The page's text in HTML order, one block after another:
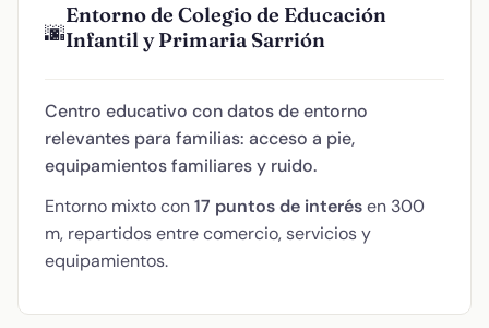
🌆
Entorno de Colegio de Educación
Infantil y Primaria Sarrión
Centro educativo con datos de entorno
relevantes para familias: acceso a pie,
equipamientos familiares y ruido.
Entorno mixto con17 puntos de interésen 300
m, repartidos entre comercio, servicios y
equipamientos.